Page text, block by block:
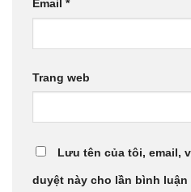
Email *
Trang web
Lưu tên của tôi, email,
duyệt này cho lần bình luận